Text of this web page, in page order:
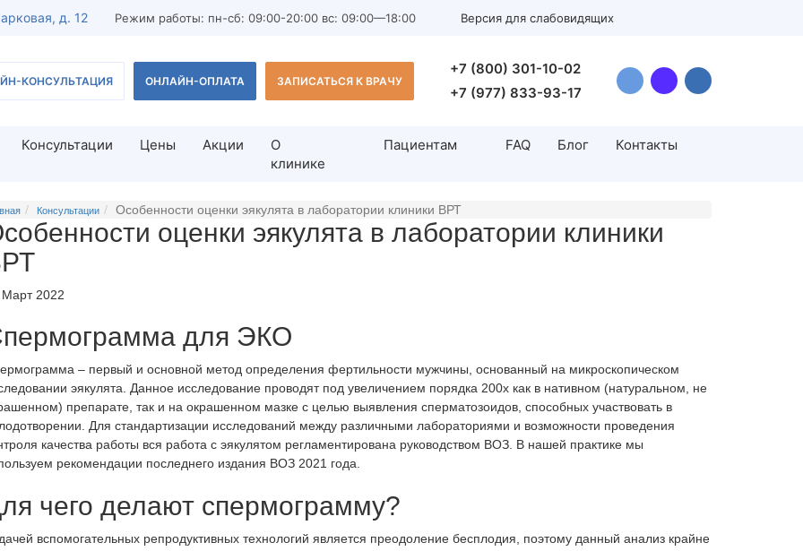
д. 12 Режим работы: пн-сб: 09:00-20:00 вс: 09:00—18:00 Версия для слабовидящих
КОНСУЛЬТАЦИЯ ОНЛАЙН-ОПЛАТА ЗАПИСАТЬСЯ К ВРАЧУ
+7 (800) 301-10-02
+7 (977) 833-93-17
мужчины
врача-андролога
спермограммы
железы для
мужского бесплодия
Лечение бесплодия
Лечение бесплодия у женщин
Азооспермия
Искусственная инсеминация
Водянка яичка (гидроцеле)
Операция циркумцизио
Лечение простатита у мужчин
Лечение фимоза у мужчин
ВРТ-диагностика
ВРТ (вспомогательные
репродуктивные технологии)
Культивирование эмбрионов
Хетчинг эмбрионов
материнство
материнство
УЗИ
брюшной полости
Программы ЭКО
Консультации Цены Акции
О
клинике
Пациентам FAQ Блог Контакты
Консультации Особенности оценки эякулята в лаборатории клиники ВРТ
оценки эякулята в лаборатории клиники
2022
для ЭКО
– первый и основной метод определения фертильности мужчины, основанный на микроскопическом
эякулята. Данное исследование проводят под увеличением порядка 200х как в нативном (натуральном, не
препарате, так и на окрашенном мазке с целью выявления сперматозоидов, способных участвовать в
Для стандартизации исследований между различными лабораториями и возможности проведения
качества работы вся работа с эякулятом регламентирована руководством ВОЗ. В нашей практике мы
рекомендации последнего издания ВОЗ 2021 года.
чего делают спермограмму?
вспомогательных репродуктивных технологий является преодоление бесплодия, поэтому данный анализ крайне